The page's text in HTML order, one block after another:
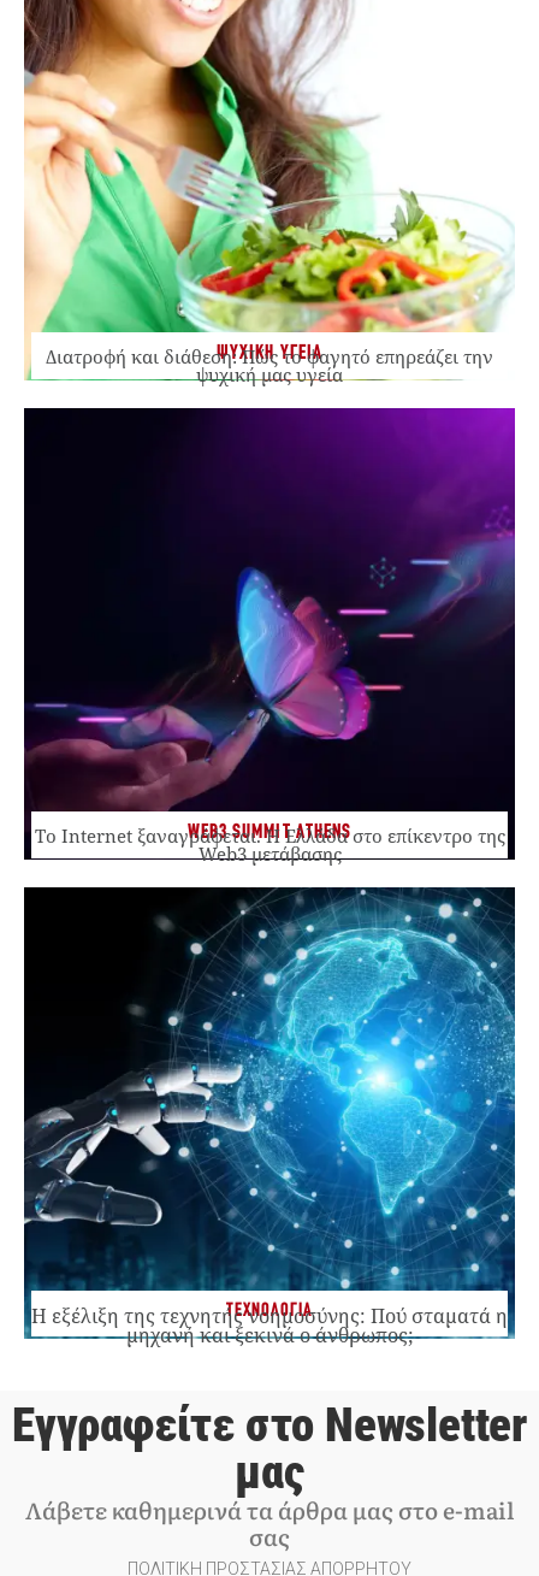
ΨΥΧΙΚΗ ΥΓΕΙΑ
Διατροφή και διάθεση: Πώς το φαγητό επηρεάζει την
ψυχική μας υγεία
WEB3 SUMMIT ATHENS
Το Internet ξαναγράφεται. Η Ελλάδα στο επίκεντρο της
Web3 μετάβασης
ΤΕΧΝΟΛΟΓΙΑ
Η εξέλιξη της τεχνητής νοημοσύνης: Πού σταματά η
μηχανή και ξεκινά ο άνθρωπος;
Εγγραφείτε στο Newsletter
μας
Λάβετε καθημερινά τα άρθρα μας στο e-mail
σας
ΠΟΛΙΤΙΚΗ ΠΡΟΣΤΑΣΙΑΣ ΑΠΟΡΡΗΤΟΥ